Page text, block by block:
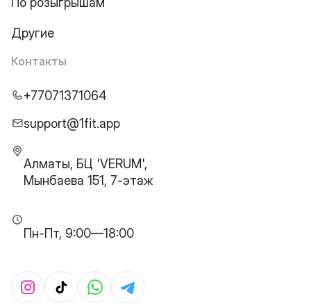
Другие
Контакты
+77071371064
support@1fit.app
Алматы, БЦ 'VERUM',
Мынбаева 151, 7-этаж
Пн-Пт, 9:00—18:00